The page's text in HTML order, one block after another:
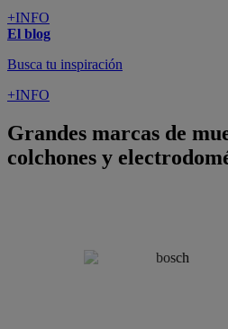
+INFO
El blog
Busca tu inspiración
+INFO
Grandes marcas de
colchones y